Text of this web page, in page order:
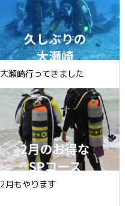
大瀬崎行ってきました
2月もやります